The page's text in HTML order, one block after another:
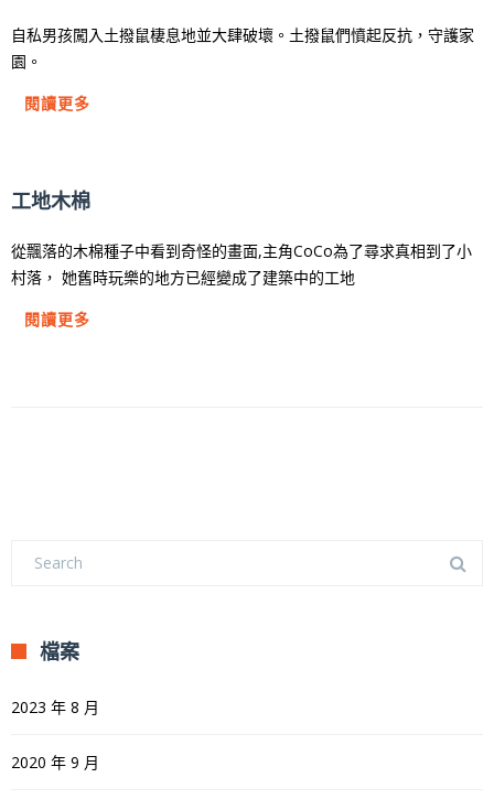
自私男孩闖入土撥鼠棲息地並大肆破壞。土撥鼠們憤起反抗，守護家
園。
閱讀更多
⼯地⽊棉
從飄落的木棉種子中看到奇怪的畫面,主角CoCo為了尋求真相到了小
村落， 她舊時玩樂的地方已經變成了建築中的工地
閱讀更多
檔案
2023 年 8 月
2020 年 9 月